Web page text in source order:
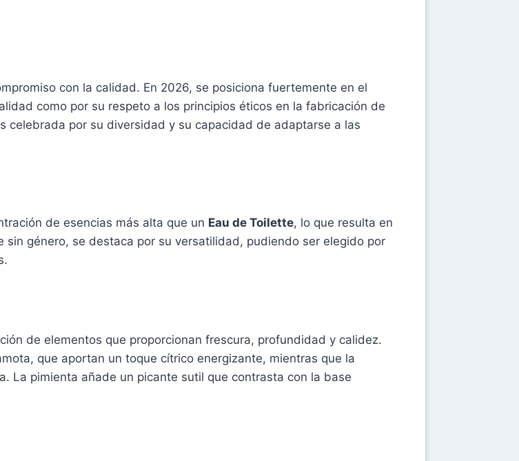
con la calidad. En 2026, se posiciona fuertemente en el
como por su respeto a los principios éticos en la fabricación de
celebrada por su diversidad y su capacidad de adaptarse a las
de esencias más alta que un Eau de Toilette, lo que resulta en
género, se destaca por su versatilidad, pudiendo ser elegido por
de elementos que proporcionan frescura, profundidad y calidez.
que aportan un toque cítrico energizante, mientras que la
La pimienta añade un picante sutil que contrasta con la base